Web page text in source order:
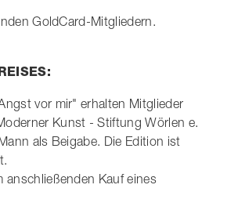
GoldCard-Mitgliedern.
vor mir" erhalten Mitglieder
Kunst - Stiftung Wörlen e.
als Beigabe. Die Edition ist
Kauf eines